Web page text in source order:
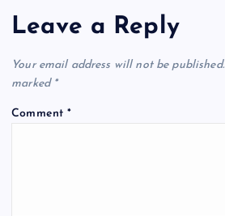
Leave a Reply
Your email address will not be published.
marked *
Comment*